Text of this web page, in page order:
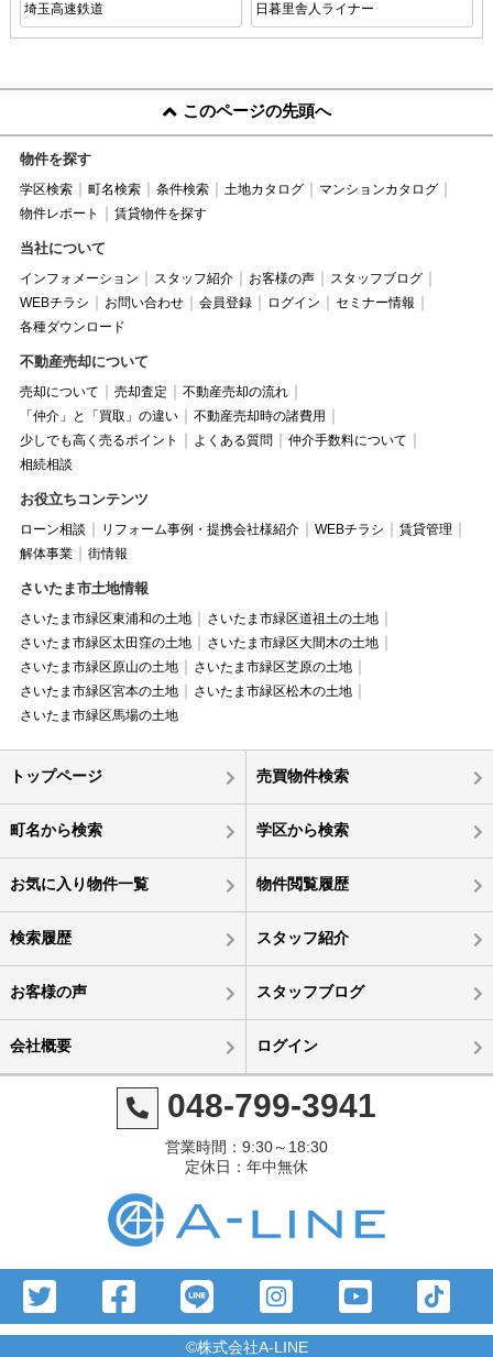
埼玉高速鉄道 日暮里舎人ライナー
このページの先頭へ
物件を探す
学区検索 町名検索 条件検索 土地カタログ
マンションカタログ
物件レポート
賃貸物件を探す
当社について
インフォメーション スタッフ紹介 お客様の声
スタッフブログ
WEBチラシ
お問い合わせ 会員登録 ログイン
セミナー情報
各種ダウンロード
不動産売却について
売却について 売却査定
不動産売却の流れ
「仲介」と「買取」の違い
不動産売却時の諸費用
少しでも高く売るポイント
よくある質問
仲介手数料について
相続相談
お役立ちコンテンツ
ローン相談 リフォーム事例・提携会社様紹介 WEBチラシ
賃貸管理
解体事業
街情報
さいたま市土地情報
さいたま市緑区東浦和の土地
さいたま市緑区道祖土の土地
さいたま市緑区太田窪の土地
さいたま市緑区大間木の土地
さいたま市緑区原山の土地
さいたま市緑区芝原の土地
さいたま市緑区宮本の土地
さいたま市緑区松木の土地
さいたま市緑区馬場の土地
トップページ 売買物件検索
町名から検索 学区から検索
お気に入り物件一覧 物件閲覧履歴
検索履歴 スタッフ紹介
お客様の声 スタッフブログ
会社概要 ログイン
048-799-3941
営業時間：9:30～18:30
定休日：年中無休
©株式会社A-LINE